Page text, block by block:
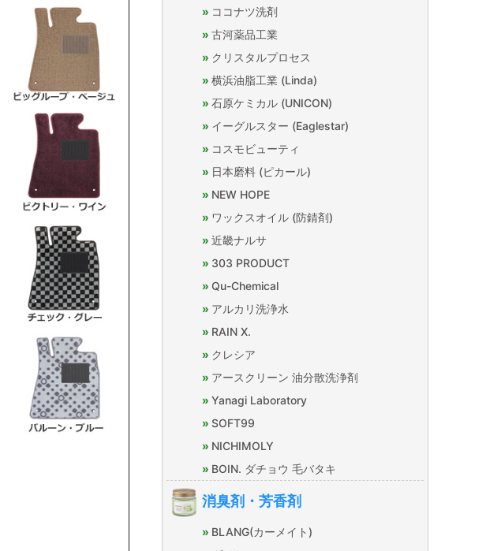
ココナツ洗剤
古河薬品工業
クリスタルプロセス
横浜油脂工業 (Linda)
石原ケミカル (UNICON)
イーグルスター (Eaglestar)
コスモビューティ
日本磨料 (ピカール)
NEW HOPE
ワックスオイル (防錆剤)
近畿ナルサ
303 PRODUCT
Qu-Chemical
アルカリ洗浄水
RAIN X.
クレシア
アースクリーン 油分散洗浄剤
Yanagi Laboratory
SOFT99
NICHIMOLY
BOIN. ダチョウ 毛バタキ
消臭剤・芳香剤
BLANG(カーメイト)